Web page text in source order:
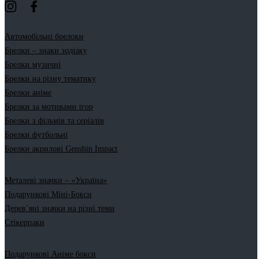
Автомобільні брелоки
Брелки – знаки зодіаку
Брелки музичні
Брелки на різну тематику
Брелки аніме
Брелки за мотивами ігор
Брелки з фільмів та серіалів
Брелки футбольні
Брелки акрилові Genshin Impact
Металеві значки – «Україна»
Подарункові Міні-Бокси
Дерев’яні значки на різні теми
Стікерпаки
Подарункові Аніме бокси